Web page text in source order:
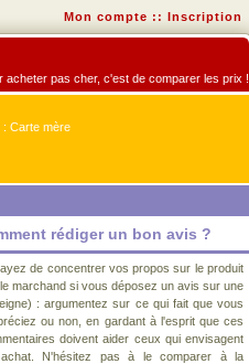
Mon compte :: Inscription
acheter pas cher, c'est de comparer les prix !
Carte mère
rédiger un bon avis ?
de concentrer vos propos sur le produit
marchand si vous déposez un avis sur une
: argumentez sur ce qui fait que vous
ou non, en gardant à l'esprit que ces
doivent aider ceux qui envisagent
N'hésitez pas à le comparer à la